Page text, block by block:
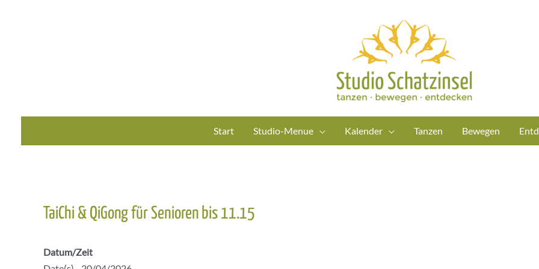
Start Studio-Menue Kalender Tanzen Bewegen
TaiChi & QiGong für Senioren bis 11.15
Datum/Zeit